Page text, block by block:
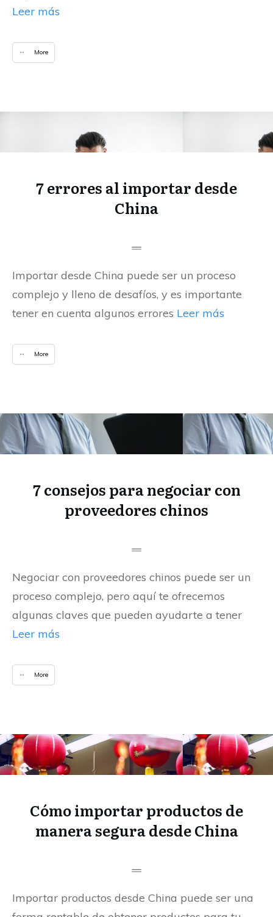
Leer más
More
7 errores al importar desde
China
Importar desde China puede ser un proceso
complejo y lleno de desafíos, y es importante
tener en cuenta algunos errores Leer más
More
7 consejos para negociar con
proveedores chinos
Negociar con proveedores chinos puede ser un
proceso complejo, pero aquí te ofrecemos
algunas claves que pueden ayudarte a tener
Leer más
More
Cómo importar productos de
manera segura desde China
Importar productos desde China puede ser una